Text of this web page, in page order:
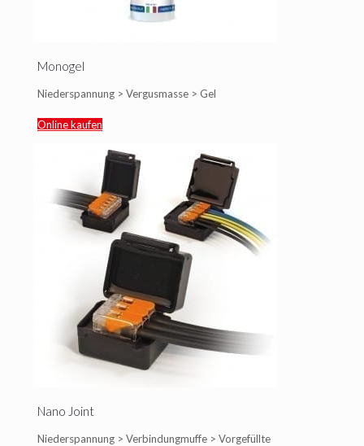
Monogel
Niederspannung > Vergusmasse > Gel
Online kaufen
Nano Joint
Niederspannung > Verbindungmuffe > Vorgefüllte